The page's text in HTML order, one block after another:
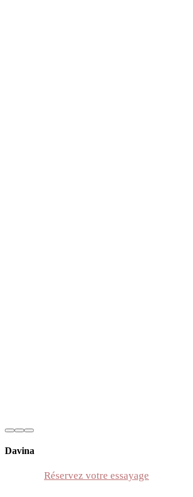
Davina
Réservez votre essayage